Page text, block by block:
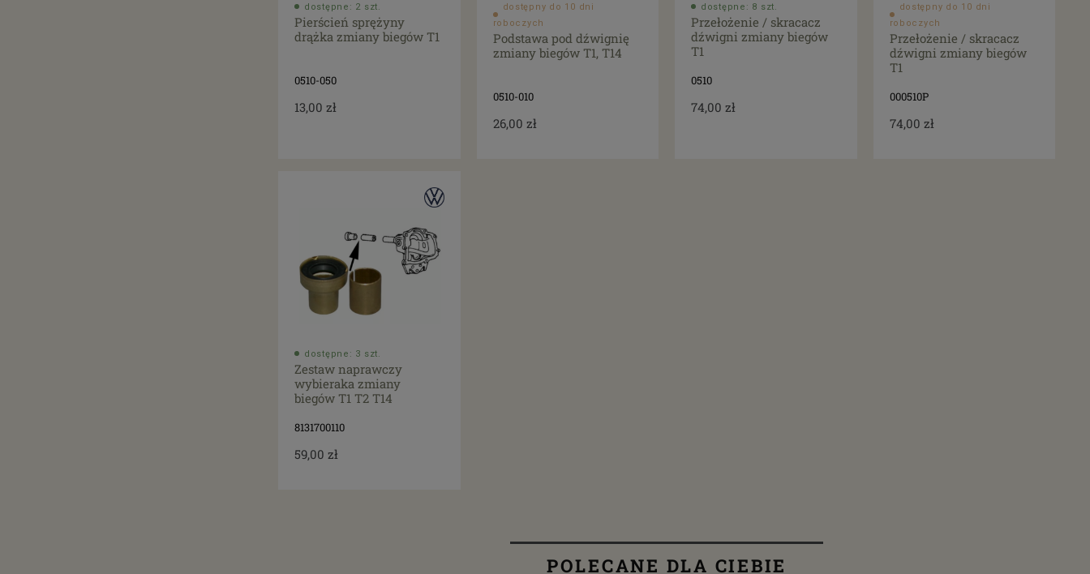
dostępne: 2 szt.
Pierścień sprężyny
drążka zmiany biegów T1
0510-050
13,00 zł
dostępny do 10 dni
roboczych
Podstawa pod dźwignię
zmiany biegów T1, T14
0510-010
26,00 zł
dostępne: 8 szt.
Przełożenie / skracacz
dźwigni zmiany biegów
T1
0510
74,00 zł
dostępny do 10 dni
roboczych
Przełożenie / skracacz
dźwigni zmiany biegów
T1
000510P
74,00 zł
dostępne: 3 szt.
Zestaw naprawczy
wybieraka zmiany
biegów T1 T2 T14
8131700110
59,00 zł
POLECANE DLA CIEBIE